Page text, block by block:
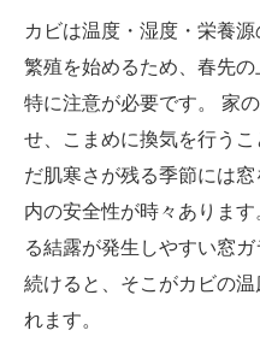
カビは温度・湿度・栄養
繁殖を始めるため、春先
特に注意が必要です。 家
せ、こまめに換気を行う
だ肌寒さが残る季節には
内の安全性が時々ありま
る結露が発生しやすい窓
続けると、そこがカビの
れます。